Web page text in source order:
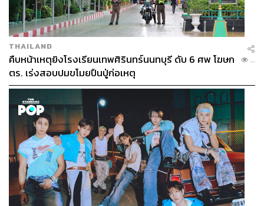
THAILAND
คืบหน้าเหตุยิงโรงเรียนเทพศิรินทร์นนทบุรี ดับ 6 ศพ โฆษก
ตร. เร่งสอบปมขโมยปืนปู่ก่อเหตุ
...